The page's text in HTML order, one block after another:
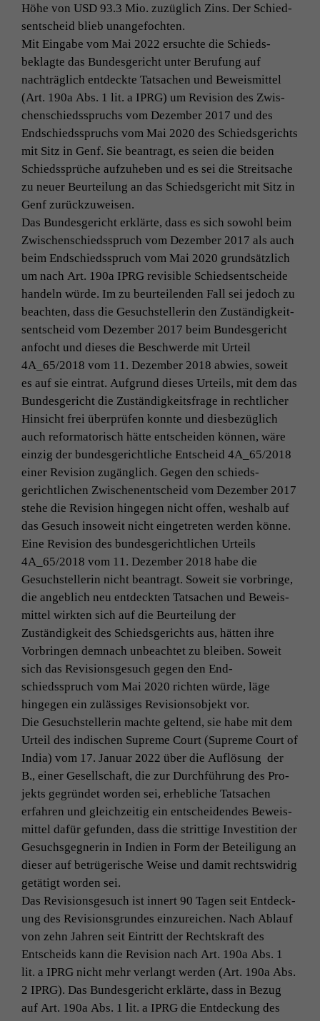
Höhe von USD 93.3 Mio. zuzüglich Zins. Der Schied­
sentscheid blieb unangefochten.
Mit Eingabe vom Mai 2022 ersuchte die Schieds­
beklagte das Bun­des­gericht unter Beru­fung auf
nachträglich ent­deck­te Tat­sachen und Beweis­mit­tel
(Art. 190a Abs. 1 lit. a IPRG) um Revi­sion des Zwis­
chen­schiedsspruchs vom Dezem­ber 2017 und des
End­schiedsspruchs vom Mai 2020 des Schieds­gerichts
mit Sitz in Genf. Sie beantragt, es seien die bei­den
Schiedssprüche aufzuheben und es sei die Stre­it­sache
zu neuer Beurteilung an das Schieds­gericht mit Sitz in
Genf zurückzuweisen.
Das Bun­des­gericht erk­lärte, dass es sich sowohl beim
Zwis­chen­schiedsspruch vom Dezem­ber 2017 als auch
beim End­schiedsspruch vom Mai 2020 grund­sät­zlich
um nach Art. 190a IPRG revis­i­ble Schied­sentschei­de
han­deln würde. Im zu beurteilen­den Fall sei jedoch zu
beacht­en, dass die Gesuch­stel­lerin den Zuständigkeit­
sentscheid vom Dezem­ber 2017 beim Bun­des­gericht
anfocht und dieses die Beschw­erde mit Urteil
4A_65/2018 vom 11. Dezem­ber 2018 abwies, soweit
es auf sie ein­trat. Auf­grund dieses Urteils, mit dem das
Bun­des­gericht die Zuständigkeits­frage in rechtlich­er
Hin­sicht frei über­prüfen kon­nte und dies­bezüglich
auch refor­ma­torisch hätte entschei­den kön­nen, wäre
einzig der bun­des­gerichtliche Entscheid 4A_65/2018
ein­er Revi­sion zugänglich. Gegen den schieds­
gerichtlichen Zwis­ch­enentscheid vom Dezem­ber 2017
ste­he die Revi­sion hinge­gen nicht offen, weshalb auf
das Gesuch insoweit nicht einge­treten wer­den könne.
Eine Revi­sion des bun­des­gerichtlichen Urteils
4A_65/2018 vom 11. Dezem­ber 2018 habe die
Gesuch­stel­lerin nicht beantragt. Soweit sie vor­bringe,
die ange­blich neu ent­deck­ten Tat­sachen und Beweis­
mit­tel wirk­ten sich auf die Beurteilung der
Zuständigkeit des Schieds­gerichts aus, hät­ten ihre
Vor­brin­gen dem­nach unbeachtet zu bleiben. Soweit
sich das Revi­sion­s­ge­such gegen den End­
schiedsspruch vom Mai 2020 richt­en würde, läge
hinge­gen ein zuläs­siges Revi­sion­sob­jekt vor.
Die Gesuch­stel­lerin machte gel­tend, sie habe mit dem
Urteil des indis­chen Supreme Court (Supreme Court of
India) vom 17. Jan­u­ar 2022 über die Auflö­sung der
B., ein­er Gesellschaft, die zur Durch­führung des Pro­
jek­ts gegrün­det wor­den sei, erhe­bliche Tat­sachen
erfahren und gle­ichzeit­ig ein entschei­den­des Beweis­
mit­tel dafür gefun­den, dass die strit­tige Investi­tion der
Gesuchs­geg­ner­in in Indi­en in Form der Beteili­gung an
dieser auf betrügerische Weise und damit rechtswidrig
getätigt wor­den sei.
Das Revi­sion­s­ge­such ist innert 90 Tagen seit Ent­deck­
ung des Revi­sion­s­grun­des einzure­ichen. Nach Ablauf
von zehn Jahren seit Ein­tritt der Recht­skraft des
Entschei­ds kann die Revi­sion nach Art. 190a Abs. 1
lit. a IPRG nicht mehr ver­langt wer­den (Art. 190a Abs.
2 IPRG). Das Bun­des­gericht erk­lärte, dass in Bezug
auf Art. 190a Abs. 1 lit. a IPRG die Ent­deck­ung des